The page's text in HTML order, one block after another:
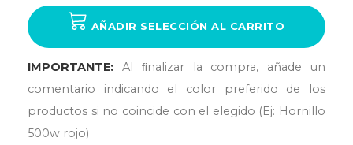
AÑADIR SELECCIÓN AL CARRITO
IMPORTANTE: Al ﬁnalizar la compra, añade un
comentario indicando el color preferido de los
productos si no coincide con el elegido (Ej: Hornillo
500w rojo)